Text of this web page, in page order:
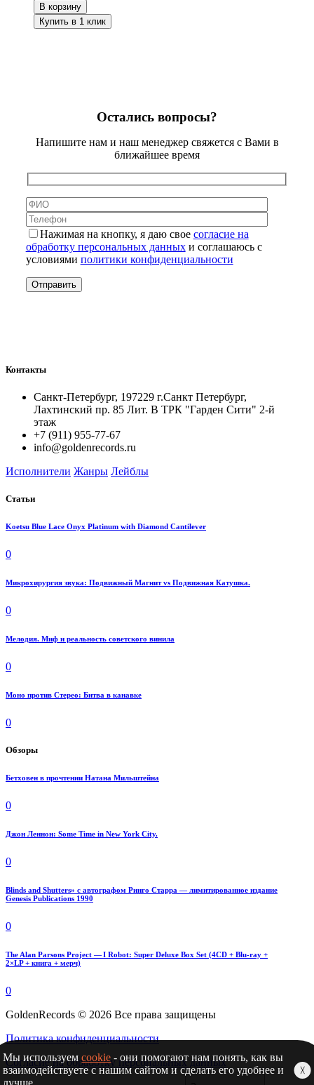
В корзину
Купить в 1 клик
Остались вопросы?
Напишите нам и наш менеджер свяжется с Вами в
ближайшее время
Нажимая на кнопку, я даю свое согласие на
обработку персональных данныхи соглашаюсь с
условиями политики конфиденциальности
Контакты
Санкт-Петербург, 197229 г.Санкт Петербург,
Лахтинский пр. 85 Лит. B ТРК "Гарден Сити" 2-й
этаж
+7 (911) 955-77-67
info@goldenrecords.ru
Исполнители Жанры Лейблы
Статьи
Koetsu Blue Lace Onyx Platinum with Diamond Cantilever
0
Микрохирургия звука: Подвижный Магнит vs Подвижная Катушка.
0
Мелодия. Миф и реальность советского винила
0
Моно против Стерео: Битва в канавке
0
Обзоры
Бетховен в прочтении Натана Мильштейна
0
Джон Леннон: Some Time in New York City.
0
Blinds and Shutters» с автографом Ринго Старра — лимитированное издание
Genesis Publications 1990
0
The Alan Parsons Project — I Robot: Super Deluxe Box Set (4CD + Blu-ray +
2×LP + книга + мерч)
0
GoldenRecords © 2026 Все права защищены
Политика конфиденциальности
Согласие на обработку персональных данных
Мы используемcookie - они помогают нам понять, как вы
взаимодействуете с нашим сайтом и сделать его удобнее и
лучше
╳